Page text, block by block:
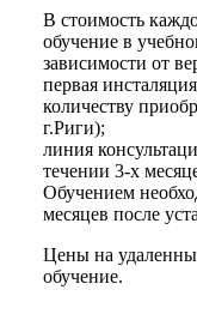
В стоимость
обучение в
зависимости от
первая
количеству
г.Риги);
линия
течении 3-х
Обучением
месяцев после
Цены на
обучение.